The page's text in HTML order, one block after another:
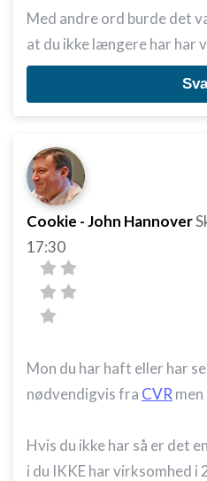
Med andre ord burde det
at du ikke længere har har
Cookie - John Hannover
17:30
Mon du har haft eller har
nødvendigvis fra CVR
Hvis du ikke har så er det
i du IKKE har virksomhed i